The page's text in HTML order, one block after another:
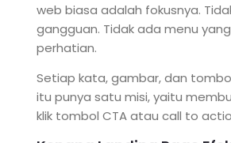
web biasa adalah fokusnya.
gangguan. Tidak ada menu
perhatian.
Setiap kata, gambar, dan
itu punya satu misi, yaitu
klik tombol CTA atau call to